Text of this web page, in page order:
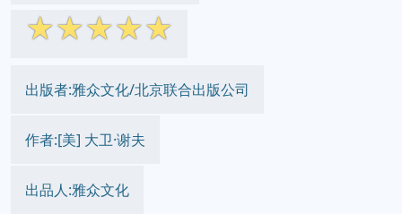
☆☆☆☆☆
出版者:雅众文化/北京联合出版公司
作者:[美] 大卫·谢夫
出品人:雅众文化